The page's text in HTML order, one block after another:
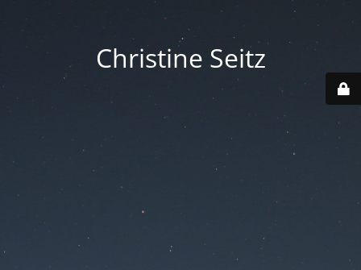
Christine Seitz